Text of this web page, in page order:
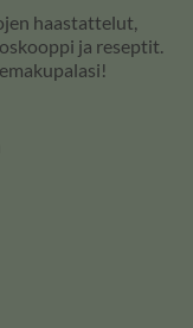
haastattelut,
ja reseptit.